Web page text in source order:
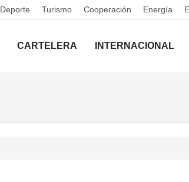
Deporte Turismo Cooperación Energía
CARTELERA INTERNACIONAL